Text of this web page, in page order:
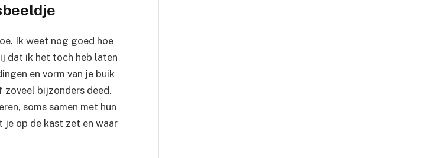
Ik weet nog goed hoe
dat ik het toch heb laten
en vorm van je buik
zoveel bijzonders deed.
soms samen met hun
op de kast zet en waar